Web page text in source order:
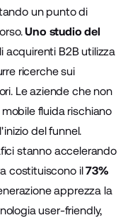
un punto di
Uno studio del
acquirenti B2B utilizza
ricerche sui
Le aziende che non
fluida rischiano
del funnel.
stanno accelerando
costituiscono il73%
apprezza la
user-friendly,